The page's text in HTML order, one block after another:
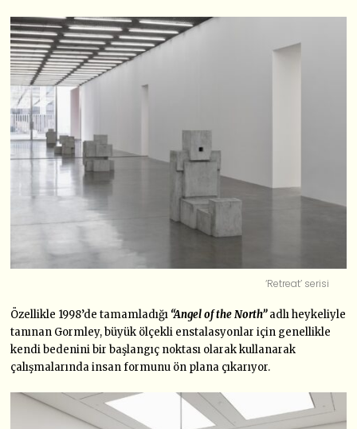
‘Retreat’ serisi
Özellikle 1998’de tamamladığı “Angel of the North”adlı heykeliyle
tanınan Gormley, büyük ölçekli enstalasyonlar için genellikle
kendi bedenini bir başlangıç ​​noktası olarak kullanarak
çalışmalarında insan formunu ön plana çıkarıyor.